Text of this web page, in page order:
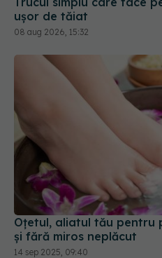
Oțetul, aliatul tău
și fără miros neplăcut
14 sep 2025, 09:40